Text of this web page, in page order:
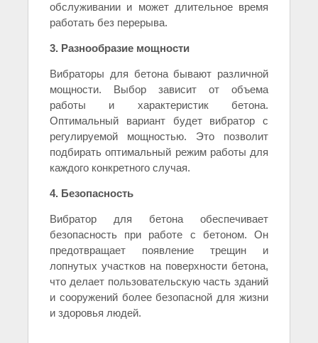
обслуживании и может длительное время
работать без перерыва.
3. Разнообразие мощности
Вибраторы для бетона бывают различной
мощности. Выбор зависит от объема
работы и характеристик бетона.
Оптимальный вариант будет вибратор с
регулируемой мощностью. Это позволит
подбирать оптимальный режим работы для
каждого конкретного случая.
4. Безопасность
Вибратор для бетона обеспечивает
безопасность при работе с бетоном. Он
предотвращает появление трещин и
лопнутых участков на поверхности бетона,
что делает пользовательскую часть зданий
и сооружений более безопасной для жизни
и здоровья людей.